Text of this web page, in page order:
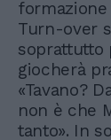
Turn-over
soprattutto
giocherà
«Tavano?
non è che
tanto». In